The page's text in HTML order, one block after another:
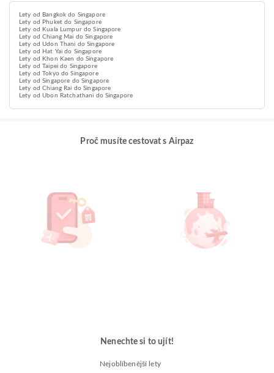
Lety od Bangkok do Singapore
Lety od Phuket do Singapore
Lety od Kuala Lumpur do Singapore
Lety od Chiang Mai do Singapore
Lety od Udon Thani do Singapore
Lety od Hat Yai do Singapore
Lety od Khon Kaen do Singapore
Lety od Taipei do Singapore
Lety od Tokyo do Singapore
Lety od Singapore do Singapore
Lety od Chiang Rai do Singapore
Lety od Ubon Ratchathani do Singapore
Proč musíte cestovat s Airpaz
Nenechte si to ujít!
Nejoblíbenější lety